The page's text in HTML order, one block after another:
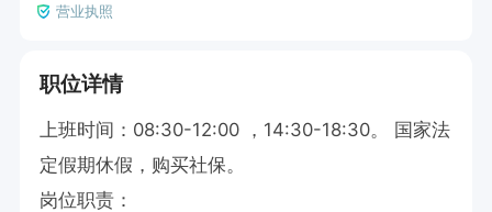
营业执照
职位详情
上班时间：08:30-12:00 ，14:30-18:30。 国家法
定假期休假，购买社保。
岗位职责：